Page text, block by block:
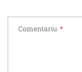
Comentariu *